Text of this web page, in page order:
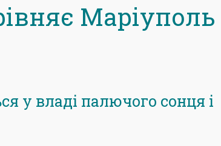
Маріуполь
у владі палючого сонця і